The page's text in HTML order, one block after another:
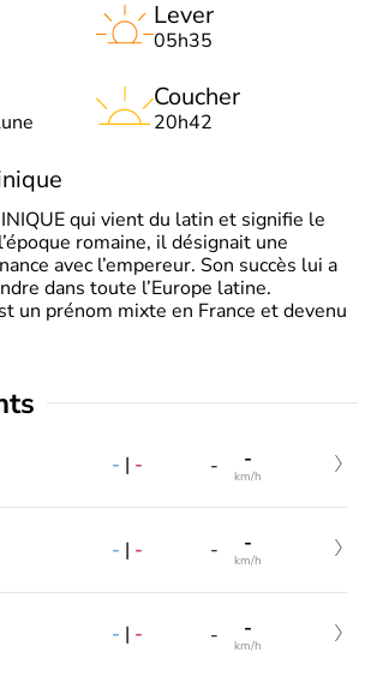
Lever
05h35
Coucher
20h42
qui vient du latin et signifie le
romaine, il désignait une
avec l’empereur. Son succès lui a
dans toute l’Europe latine.
un prénom mixte en France et devenu
- | - - -
km/h
- | - - -
km/h
- | - - -
km/h